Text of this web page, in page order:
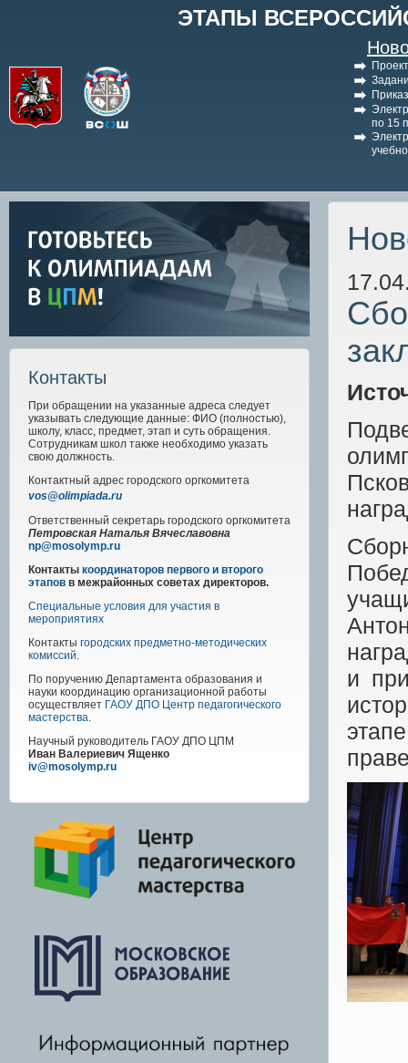
ЭТАПЫ
по 15
Контакты
При обращении на указанные адреса следует
указывать следующие данные: ФИО (полностью),
школу, класс, предмет, этап и суть обращения.
Сотрудникам школ также необходимо указать
свою должность.
Контактный адрес городского оргкомитета
vos@olimpiada.ru
Ответственный секретарь городского оргкомитета
Петровская Наталья Вячеславовна
np@mosolymp.ru
Контакты координаторов первого и второго
этапов в межрайонных советах директоров.
Специальные условия для участия в
мероприятиях
Контакты городских предметно-методических
комиссий.
По поручению Департамента образования и
науки координацию организационной работы
осуществляет ГАОУ ДПО Центр педагогического
мастерства.
Научный руководитель ГАОУ ДПО ЦПМ
Иван Валериевич Ященко
iv@mosolymp.ru
и